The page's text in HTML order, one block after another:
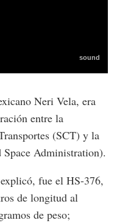
Neri Vela, era
entre la
(SCT) y la
Administration).
fue el HS-376,
de longitud al
de peso;